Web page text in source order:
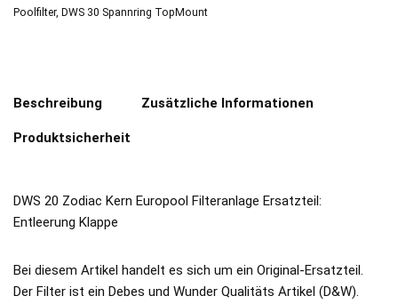
Poolfilter, DWS 30 Spannring TopMount
Beschreibung Zusätzliche Informationen
Produktsicherheit
DWS 20 Zodiac Kern Europool Filteranlage Ersatzteil:
Entleerung Klappe
Bei diesem Artikel handelt es sich um ein Original-Ersatzteil.
Der Filter ist ein Debes und Wunder Qualitäts Artikel (D&W).